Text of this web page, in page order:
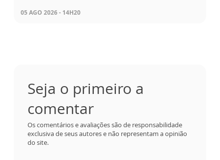
05 AGO 2026 - 14H20
Seja o primeiro a
comentar
Os comentários e avaliações são de responsabilidade
exclusiva de seus autores e não representam a opinião
do site.